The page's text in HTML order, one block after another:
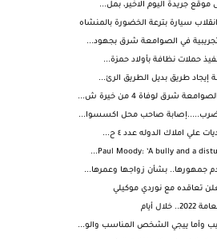
موقع جريدة اليوم الاخير، بمل...
في الصوامعة شرق بجهود...
حملات نظافة بأولاد حمزة...
إيجاد طريق بديل الطريق الرئ...
شرق لوفاة 4 من خيرة ش...
صاحب محل اكسسوا...
علي املاك الدوله عدد ٤ ح...
Paul Moody: ‘A bully and a
جمهورها.. بشأن زواجها وعمرها...
تعاقده مع نوردي موكيلي
أيام
وأما ييجي الشخص المناسب والو...